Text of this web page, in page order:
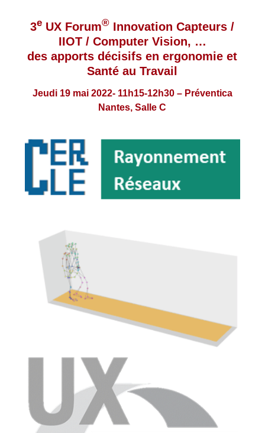
3e UX Forum® Innovation Capteurs /
IIOT / Computer Vision, …
des apports décisifs en ergonomie et
Santé au Travail
Jeudi 19 mai 2022- 11h15-12h30 – Préventica
Nantes, Salle C